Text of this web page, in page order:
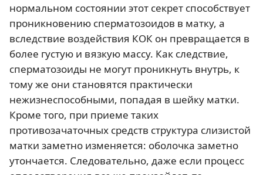
нормальном состоянии этот секрет способствует
проникновению сперматозоидов в матку, а
вследствие воздействия КОК он превращается в
более густую и вязкую массу. Как следствие,
сперматозоиды не могут проникнуть внутрь, к
тому же они становятся практически
нежизнеспособными, попадая в шейку матки.
Кроме того, при приеме таких
противозачаточных средств структура слизистой
матки заметно изменяется: оболочка заметно
утончается. Следовательно, даже если процесс